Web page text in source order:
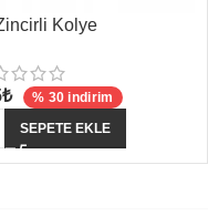
Kolye
₺ % 30 indirim
SEPETE EKLE